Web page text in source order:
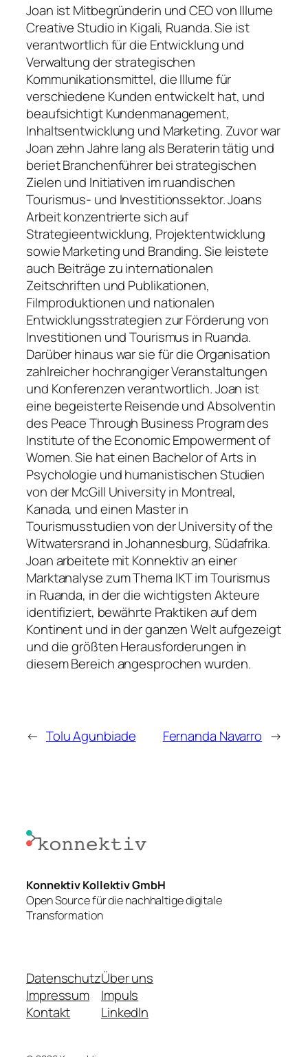
Joan ist Mitbegründerin und CEO von Illume
Creative Studio in Kigali, Ruanda. Sie ist
verantwortlich für die Entwicklung und
Verwaltung der strategischen
Kommunikationsmittel, die Illume für
verschiedene Kunden entwickelt hat, und
beaufsichtigt Kundenmanagement,
Inhaltsentwicklung und Marketing. Zuvor war
Joan zehn Jahre lang als Beraterin tätig und
beriet Branchenführer bei strategischen
Zielen und Initiativen im ruandischen
Tourismus- und Investitionssektor. Joans
Arbeit konzentrierte sich auf
Strategieentwicklung, Projektentwicklung
sowie Marketing und Branding. Sie leistete
auch Beiträge zu internationalen
Zeitschriften und Publikationen,
Filmproduktionen und nationalen
Entwicklungsstrategien zur Förderung von
Investitionen und Tourismus in Ruanda.
Darüber hinaus war sie für die Organisation
zahlreicher hochrangiger Veranstaltungen
und Konferenzen verantwortlich. Joan ist
eine begeisterte Reisende und Absolventin
des Peace Through Business Program des
Institute of the Economic Empowerment of
Women. Sie hat einen Bachelor of Arts in
Psychologie und humanistischen Studien
von der McGill University in Montreal,
Kanada, und einen Master in
Tourismusstudien von der University of the
Witwatersrand in Johannesburg, Südafrika.
Joan arbeitete mit Konnektiv an einer
Marktanalyse zum Thema IKT im Tourismus
in Ruanda, in der die wichtigsten Akteure
identifiziert, bewährte Praktiken auf dem
Kontinent und in der ganzen Welt aufgezeigt
und die größten Herausforderungen in
diesem Bereich angesprochen wurden.
← Tolu Agunbiade Fernanda Navarro →
Konnektiv Kollektiv GmbH
Open Source für die nachhaltige digitale
Transformation
Datenschutz
Impressum
Kontakt
Über uns
Impuls
LinkedIn